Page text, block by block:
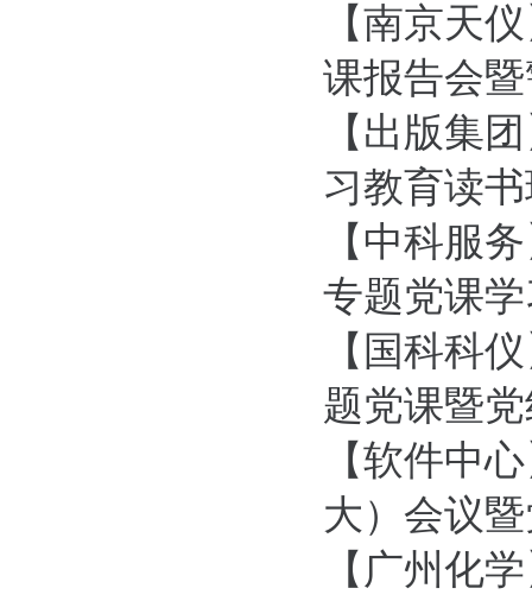
【南京天
课报告会
【出版集
习教育读
【中科服
专题党课
【国科科
题党课暨
【软件中
大）会议
【广州化